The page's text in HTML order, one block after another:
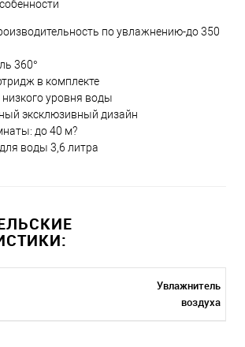
по увлажнению-до 350
360°
в комплекте
уровня воды
эксклюзивный дизайн
до 40 м?
воды 3,6 литра
Увлажнитель
воздуха